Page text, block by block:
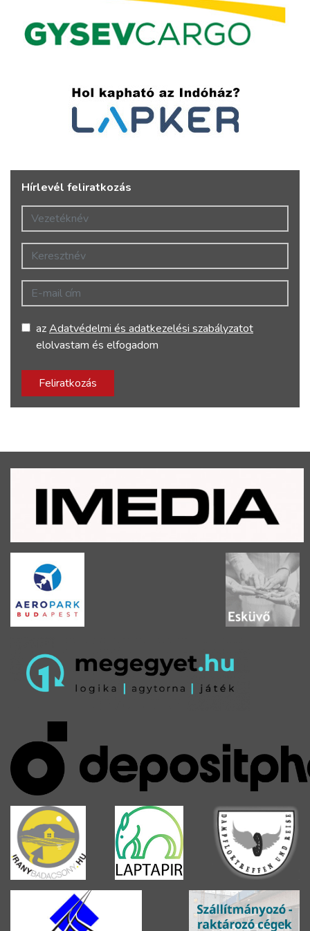
Hírlevél feliratkozás
Vezetéknév
Keresztnév
E-mail cím
azAdatvédelmi és adatkezelési szabályzatot
elolvastam és elfogadom
Feliratkozás